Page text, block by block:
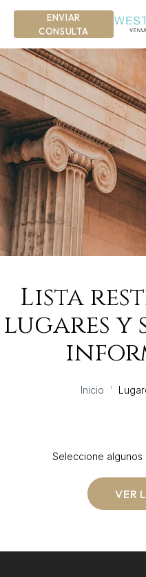
ENVIAR
CONSULTA
Lista
lugares y
Inicio '
Seleccione algunos
VER